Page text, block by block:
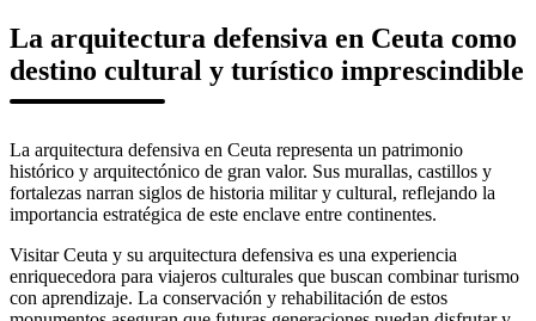
La arquitectura defensiva en Ceuta como
destino cultural y turístico imprescindible
La arquitectura defensiva en Ceuta representa un patrimonio
histórico y arquitectónico de gran valor. Sus murallas, castillos y
fortalezas narran siglos de historia militar y cultural, reflejando la
importancia estratégica de este enclave entre continentes.
Visitar Ceuta y su arquitectura defensiva es una experiencia
enriquecedora para viajeros culturales que buscan combinar turismo
con aprendizaje. La conservación y rehabilitación de estos